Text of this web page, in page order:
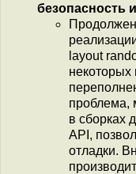
безопасность
layout
проблема,
в сборках
API,
отладки.